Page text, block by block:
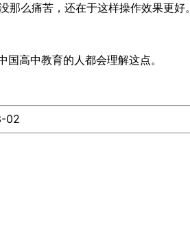
么痛苦，还在于这样操作效果更好。
高中教育的人都会理解这点。
02